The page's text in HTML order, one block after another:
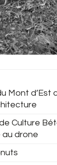
Mont d’Est
Culture
au drone